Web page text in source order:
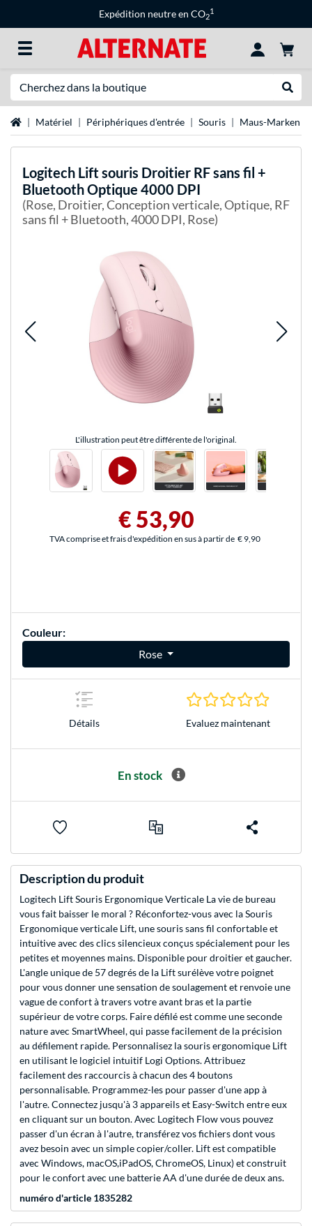
Expédition neutre en CO2
1
Page d'accueil
Matériel Périphériques d'entrée Souris Maus-Marken
Logitech Lift souris Droitier RF sans fil +
Bluetooth Optique 4000 DPI
(Rose, Droitier, Conception verticale, Optique, RF
sans fil + Bluetooth, 4000 DPI, Rose)
L'illustration peut être différente de l'original.
€ 53,90
TVA comprise et frais d'expédition en sus à partir de € 9,90
Couleur:
Rose
Détails Evaluez maintenant
En stock
Description du produit
Logitech Lift Souris Ergonomique Verticale La vie de bureau
vous fait baisser le moral ? Réconfortez-vous avec la Souris
Ergonomique verticale Lift, une souris sans fil confortable et
intuitive avec des clics silencieux conçus spécialement pour les
petites et moyennes mains. Disponible pour droitier et gaucher.
L'angle unique de 57 degrés de la Lift surélève votre poignet
pour vous donner une sensation de soulagement et renvoie une
vague de confort à travers votre avant bras et la partie
supérieur de votre corps. Faire défilé est comme une seconde
nature avec SmartWheel, qui passe facilement de la précision
au défilement rapide. Personnalisez la souris ergonomique Lift
en utilisant le logiciel intuitif Logi Options. Attribuez
facilement des raccourcis à chacun des 4 boutons
personnalisable. Programmez-les pour passer d'une app à
l'autre. Connectez jusqu'à 3 appareils et Easy-Switch entre eux
en cliquant sur un bouton. Avec Logitech Flow vous pouvez
passer d'un écran à l'autre, transférez vos fichiers dont vous
avez besoin avec un simple copier/coller. Lift est compatible
avec Windows, macOS,iPadOS, ChromeOS, Linux) et construit
pour le confort avec une batterie AA d'une durée de deux ans.
numéro d'article 1835282